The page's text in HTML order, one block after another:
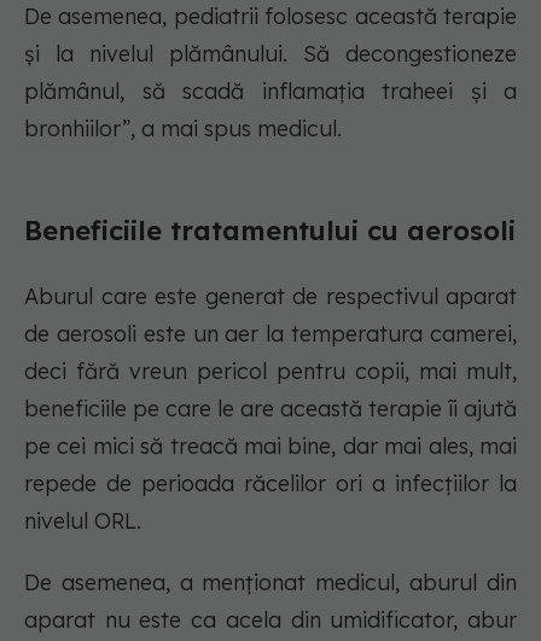
De asemenea, pediatrii folosesc această terapie
și la nivelul plămânului. Să decongestioneze
plămânul, să scadă inflamația traheei și a
bronhiilor”, a mai spus medicul.
Beneficiile tratamentului cu aerosoli
Aburul care este generat de respectivul aparat
de aerosoli este un aer la temperatura camerei,
deci fără vreun pericol pentru copii, mai mult,
beneficiile pe care le are această terapie îi ajută
pe cei mici să treacă mai bine, dar mai ales, mai
repede de perioada răcelilor ori a infecțiilor la
nivelul ORL.
De asemenea, a menționat medicul, aburul din
aparat nu este ca acela din umidificator, abur